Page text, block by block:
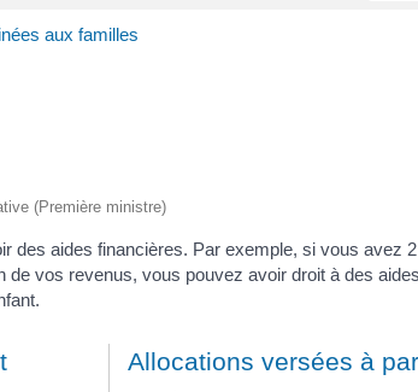
aux familles
(Première ministre)
des aides financières. Par exemple, si vous avez
vos revenus, vous pouvez avoir droit à des
Allocations versées à